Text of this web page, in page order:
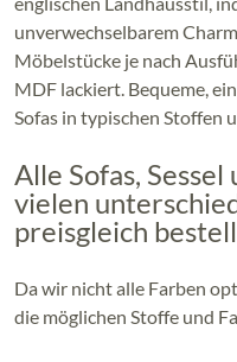
unverwechselbarem
Möbelstücke je nach
MDF lackiert. Bequeme,
Sofas in typischen Stoffen
Alle Sofas,
vielen
preisgleich
Da wir nicht alle Farben
die möglichen Stoffe und